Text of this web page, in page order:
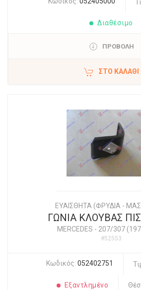
Διαθέσιμο
ΠΡΟΒΟΛΗ
ΣΤΟ ΚΑΛΆΘΙ
ΕΥΑΙΣΘΗΤΑ (ΦΡΥΔΙΑ -
ΓΩΝΙΑ ΚΛΟΥΒΑΣ
MERCEDES - 207/307
#52553
Κωδικός: 052402751
Εξαντλημένο